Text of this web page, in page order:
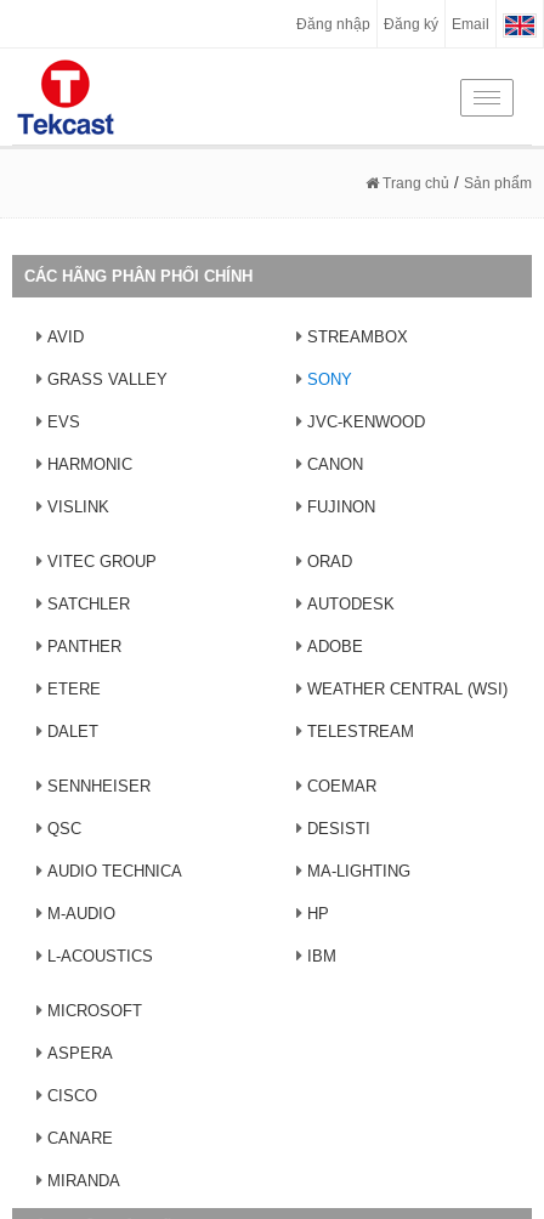
Đăng nhập Đăng ký Email
Toggle
Trang chủ / Sản phẩm
CÁC HÃNG PHÂN PHỐI CHÍNH
AVID
GRASS VALLEY
EVS
HARMONIC
VISLINK
STREAMBOX
SONY
JVC-KENWOOD
CANON
FUJINON
VITEC GROUP
SATCHLER
PANTHER
ETERE
DALET
ORAD
AUTODESK
ADOBE
WEATHER CENTRAL (WSI)
TELESTREAM
SENNHEISER
QSC
AUDIO TECHNICA
M-AUDIO
L-ACOUSTICS
COEMAR
DESISTI
MA-LIGHTING
HP
IBM
MICROSOFT
ASPERA
CISCO
CANARE
MIRANDA